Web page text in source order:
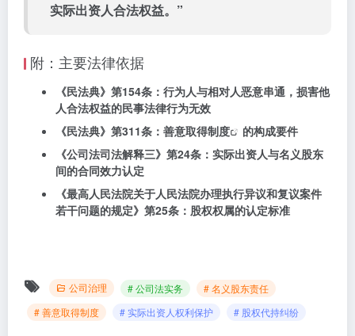
实际出资人合法权益。”
附：主要法律依据
《民法典》第154条：行为人与相对人恶意串通，损害他
人合法权益的民事法律行为无效
《民法典》第311条： 善意取得制度
的构成要件
《公司法司法解释三》第24条：实际出资人与名义股东
间的合同效力认定
《最高人民法院关于人民法院办理执行异议和复议案件
若干问题的规定》第25条：股权权属的认定标准
公司治理 # 公司法实务
# 名义股东责任
# 善意取得制度
# 实际出资人权利保护 # 股权代持纠纷